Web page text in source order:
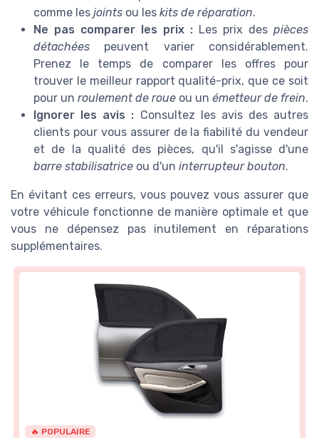
comme les joints ou les kits de réparation.
Ne pas comparer les prix : Les prix des pièces
détachées peuvent varier considérablement.
Prenez le temps de comparer les offres pour
trouver le meilleur rapport qualité-prix, que ce soit
pour un roulement de roue ou un émetteur de frein.
Ignorer les avis : Consultez les avis des autres
clients pour vous assurer de la fiabilité du vendeur
et de la qualité des pièces, qu'il s'agisse d'une
barre stabilisatrice ou d'un interrupteur bouton.
En évitant ces erreurs, vous pouvez vous assurer que
votre véhicule fonctionne de manière optimale et que
vous ne dépensez pas inutilement en réparations
supplémentaires.
🔥 POPULAIRE